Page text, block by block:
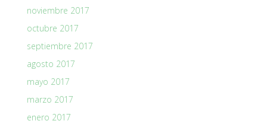
noviembre 2017
octubre 2017
septiembre 2017
agosto 2017
mayo 2017
marzo 2017
enero 2017